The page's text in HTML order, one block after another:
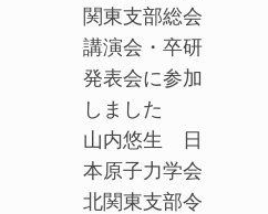
関東支部総会
講演会・卒研
発表会に参加
しました
山内悠生 日
本原子力学会
北関東支部令